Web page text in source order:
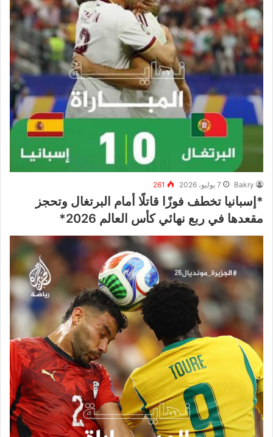
Bakry 7 يوليو، 2026 261
*إسبانيا تخطف فوزًا قاتلًا أمام البرتغال وتحجز
مقعدها في ربع نهائي كأس العالم 2026*